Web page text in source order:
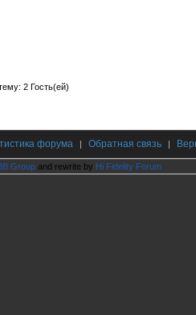
2 Гость(ей)
форума | Обратная связь |
Group and rewrite by Hi Fidelity Forum